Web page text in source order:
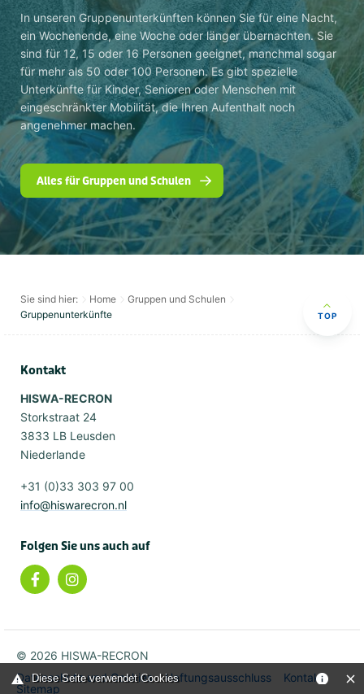
Diese Seite verwendet Cookies
In unseren Gruppenunterkünften können Sie für eine Nacht,
ein Wochenende, eine Woche oder länger übernachten. Sie
sind für 12, 15 oder 16 Personen geeignet, manchmal sogar
für mehr als 50 oder 100 Personen. Es gibt spezielle
Unterkünfte für Kinder, Senioren oder Menschen mit
eingeschränkter Mobilität, die Ihren Aufenthalt noch
angenehmer machen.
Alles für Gruppen und Schulen
Sie sind hier: Home
Gruppen und Schulen
Gruppenunterkünfte
TOP
Kontakt
HISWA-RECRON
Storkstraat 24
3833 LB Leusden
Niederlande
+31 (0)33 303 97 00
info@hiswarecron.nl
Folgen Sie uns auch auf
© 2026 HISWA-RECRON
Datenschutz und Cookies
Haftungsausschluss
Kontakt
Sitemap